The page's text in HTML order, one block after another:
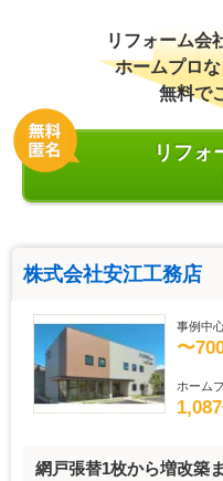
リフォーム会
ホームプロ
無料で
リフォ
株式会社安江工務店
事例中
〜
ホーム
網戸張替1枚から増改築